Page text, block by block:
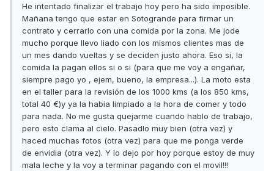
He intentado finalizar el trabajo hoy pero ha sido imposible.
Mañana tengo que estar en Sotogrande para firmar un
contrato y cerrarlo con una comida por la zona. Me jode
mucho porque llevo liado con los mismos clientes mas de
un mes dando vueltas y se deciden justo ahora. Eso si, la
comida la pagan ellos si o si (para que me voy a engañar,
siempre pago yo , ejem, bueno, la empresa...). La moto esta
en el taller para la revisión de los 1000 kms (a los 850 kms,
total 40 €)y ya la habia limpiado a la hora de comer y todo
para nada. No me gusta quejarme cuando hablo de trabajo,
pero esto clama al cielo. Pasadlo muy bien (otra vez) y
haced muchas fotos (otra vez) para que me ponga verde
de envidia (otra vez). Y lo dejo por hoy porque estoy de muy
mala leche y la voy a terminar pagando con el movil!!!